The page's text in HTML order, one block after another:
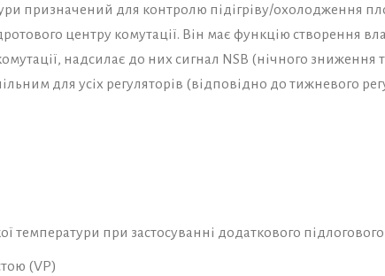
призначений для контролю підігріву/охолодження
центру комутації. Він має функцію створення
надсилає до них сигнал NSB (нічного
для усіх регуляторів (відповідно до тижневого
температури при застосуванні додаткового
(VP)